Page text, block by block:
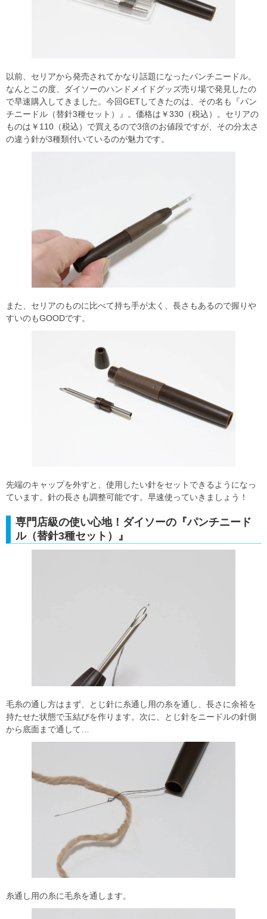
以前、セリアから発売されてかなり話題になったパンチニードル。
なんとこの度、ダイソーのハンドメイドグッズ売り場で発見したの
で早速購入してきました。今回GETしてきたのは、その名も『パン
チニードル（替針3種セット）』。価格は￥330（税込）。セリアの
ものは￥110（税込）で買えるので3倍のお値段ですが、その分太さ
の違う針が3種類付いているのが魅力です。
また、セリアのものに比べて持ち手が太く、長さもあるので握りや
すいのもGOODです。
先端のキャップを外すと、使用したい針をセットできるようになっ
ています。針の長さも調整可能です。早速使っていきましょう！
専門店級の使い心地！ダイソーの『パンチニード
ル（替針3種セット）』
毛糸の通し方はまず、とじ針に糸通し用の糸を通し、長さに余裕を
持たせた状態で玉結びを作ります。次に、とじ針をニードルの針側
から底面まで通して…
糸通し用の糸に毛糸を通します。